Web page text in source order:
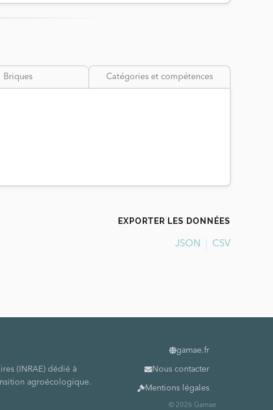
Briques Catégories et compétences
EXPORTER LES DONNÉES
JSON CSV
(INRAE) dédié à
agroécologique.
gamae.fr
Nous contacter
Mentions légales
© 2026 Gamae